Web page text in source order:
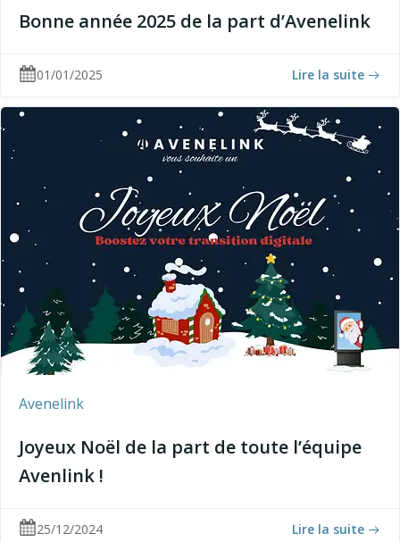
Bonne année 2025 de la part d’Avenelink
01/01/2025 Lire la suite
Avenelink
Joyeux Noël de la part de toute l’équipe
Avenlink !
25/12/2024 Lire la suite